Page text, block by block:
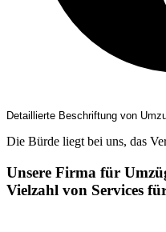
Detaillierte Beschriftung von
Die Bürde liegt bei uns, das
Unsere Firma für
Vielzahl von Services